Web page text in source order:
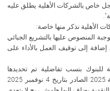
خاص بالشركات الأهلية يطلق عليه
الأهلية نذكر منها خاصة:
المنصوص عليها بالتشريع الجبائي
إلى توقيف العمل بالأداء على
للبنوك بنسب تفاضلية تم تحديدها
بمنشور البنك المركزي عدد 14 لسنة 2025 الصادر بتاريخ 4 نوفمبر 2025